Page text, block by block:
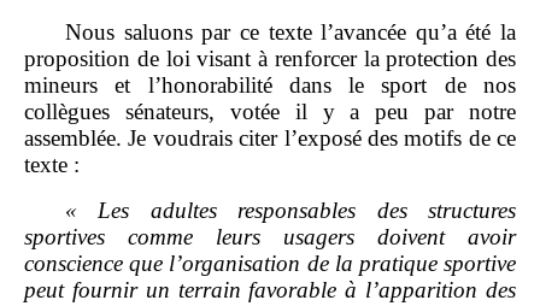
Nous saluons par ce texte l’avancée qu’a été la
proposition de loi visant à renforcer la protection des
mineurs et l’honorabilité dans le sport de nos
collègues sénateurs, votée il y a peu par notre
assemblée. Je voudrais citer l’exposé des motifs de ce
texte :
«
Les adultes responsables des structures
sportives comme leurs usagers doivent avoir
conscience que l’organisation de la pratique sportive
peut fournir un terrain favorable à l’apparition des